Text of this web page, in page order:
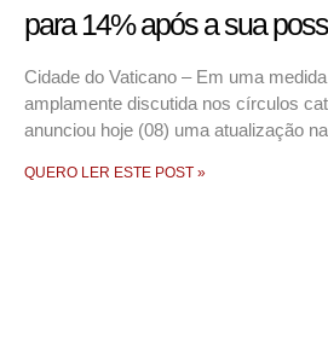
para 14% após a sua
Cidade do Vaticano – Em uma
amplamente discutida nos círculos
anunciou hoje (08) uma atualização
QUERO LER ESTE POST »